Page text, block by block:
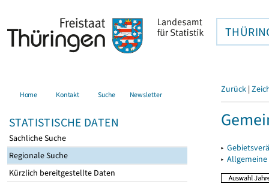
Home Kontakt Suche Newsletter
STATISTISCHE DATEN
Sachliche Suche
Regionale Suche
Kürzlich bereitgestellte Daten
Zurück |
▸
▸